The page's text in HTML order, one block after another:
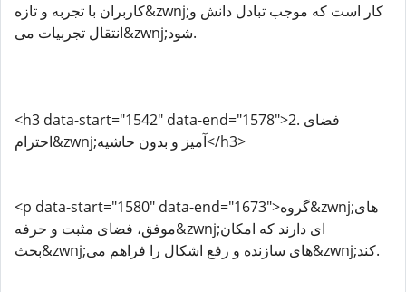
کاربران با تجربه و تازه&zwnj;کار است که موجب تبادل دانش و
انتقال تجربیات می&zwnj;شود.
<h3 data-start="1542" data-end="1578">2. فضای
احترام&zwnj;آمیز و بدون حاشیه</h3>
<p data-start="1580" data-end="1673">گروه&zwnj;های
موفق، فضای مثبت و حرفه&zwnj;ای دارند که امکان
بحث&zwnj;های سازنده و رفع اشکال را فراهم می&zwnj;کند.